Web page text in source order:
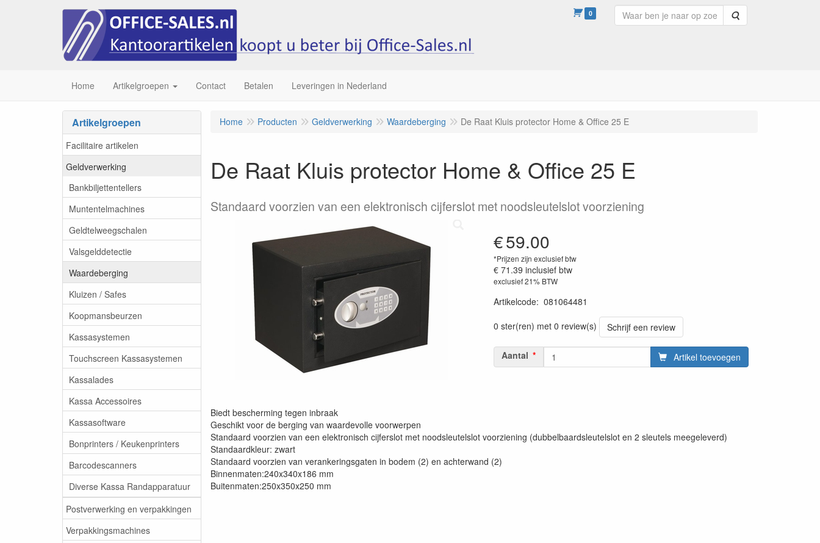
0 Zoeken
Home Artikelgroepen Contact Betalen Leveringen in Nederland
Artikelgroepen
Facilitaire artikelen
Geldverwerking
Bankbiljettentellers
Muntentelmachines
Geldtelweegschalen
Valsgelddetectie
Waardeberging
Kluizen / Safes
Koopmansbeurzen
Kassasystemen
Touchscreen Kassasystemen
Kassalades
Kassa Accessoires
Kassasoftware
Bonprinters / Keukenprinters
Barcodescanners
Diverse Kassa Randapparatuur
Postverwerking en verpakkingen
Verpakkingsmachines
Home Producten Geldverwerking Waardeberging De Raat Kluis protector Home & Office 25 E
De Raat Kluis protector Home & Office 25 E
Standaard voorzien van een elektronisch cijferslot met noodsleutelslot voorziening
€59.00
*Prijzen zijn exclusief btw
€ 71.39 inclusief btw
exclusief 21% BTW
Artikelcode: 081064481
0 ster(ren) met 0 review(s)
Schrijf een review
Aantal Artikel toevoegen
Biedt bescherming tegen inbraak
Geschikt voor de berging van waardevolle voorwerpen
Standaard voorzien van een elektronisch cijferslot met noodsleutelslot voorziening (dubbelbaardsleutelslot en 2 sleutels meegeleverd)
Standaardkleur: zwart
Standaard voorzien van verankeringsgaten in bodem (2) en achterwand (2)
Binnenmaten:240x340x186 mm
Buitenmaten:250x350x250 mm